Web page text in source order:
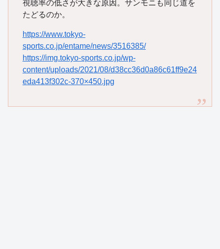
視聴率の低さが大きな原因。サンモニも同じ道を
たどるのか。
https://www.tokyo-
sports.co.jp/entame/news/3516385/
https://img.tokyo-sports.co.jp/wp-
content/uploads/2021/08/d38cc36d0a86c61ff9e24
eda413f302c-370×450.jpg